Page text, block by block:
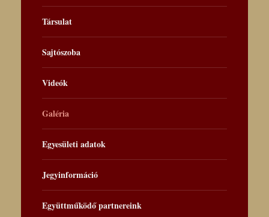
Társulat
Sajtószoba
Videók
Galéria
Egyesületi adatok
Jegyinformáció
Együttműködő partnereink